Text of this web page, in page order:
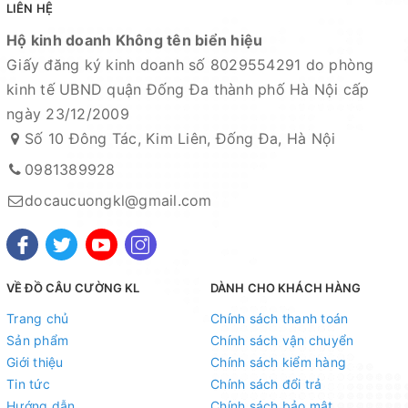
Xem bản đồ chỉ dẫn đường đi
Chuyên sỉ lẻ toàn quốc - Giao hàng toàn quốc - Nhận
ship COD ( nhận hàng thanh toán )
HỆ THỐNG TÀI KHOẢN NGÂN HÀNG
1. Ngân hàng Kỹ thương TECHCOMBANK -
Hoa Thám - Hà Nội
Số tài khoản : 19021180136019
Chủ tài khoản : Nguyễn Thị Tuyết Minh
Nội
Số tài khoản : 0021001015829
Chủ tài khoản : Nguyễn Thị Tuyết Minh
LIÊN HỆ
Hộ kinh doanh Không tên biển hiệu
Giấy đăng ký kinh doanh số 8029554291 do phòng
kinh tế UBND quận Đống Đa thành phố Hà Nội cấp
ngày 23/12/2009
Số 10 Đông Tác, Kim Liên, Đống Đa, Hà Nội
0981389928
docaucuongkl@gmail.com
VỀ ĐỒ CÂU CƯỜNG KL
Trang chủ
Sản phẩm
Giới thiệu
Tin tức
DÀNH CHO KHÁCH HÀNG
Chính sách thanh toán
Chính sách vận chuyển
Chính sách kiểm hàng
Chính sách đổi trả